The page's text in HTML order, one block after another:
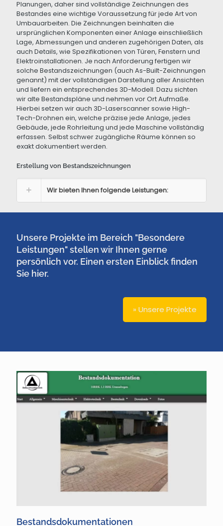
Planungen, daher sind vollständige Zeichnungen des
Bestandes eine wichtige Voraussetzung für jede Art von
Umbauarbeiten. Die Zeichnungen beinhalten die
ursprünglichen Komponenten einer Anlage einschließlich
Lage, Abmessungen und anderen zugehörigen Daten, als
auch Details, wie Spezifikationen von Türen, Fenstern und
Elektroinstallationen. Je nach Anforderung fertigen wir
solche Bestandszeichnungen (auch As-Built-Zeichnungen
genannt) mit der vollständigen Darstellung aller Ansichten
und liefern ein entsprechendes 3D-Modell. Dazu sichten
wir alte Bestandspläne und nehmen vor Ort Aufmaße.
Hierbei setzen wir auch 3D-Laserscanner sowie High-
Tech-Drohnen ein, welche präzise jede Anlage, jedes
Gebäude, jede Rohrleitung und jede Maschine vollständig
erfassen. Selbst schwer zugängliche Räume können so
exakt dokumentiert werden.
Erstellung von Bestandszeichnungen
Wir bieten Ihnen folgende Leistungen:
Unsere Projekte im Bereich "Besondere
Leistungen" stellen wir Ihnen gerne
persönlich vor. Einen ersten Einblick finden
Sie hier.
» Unsere Projekte
Bestandsdokumentationen